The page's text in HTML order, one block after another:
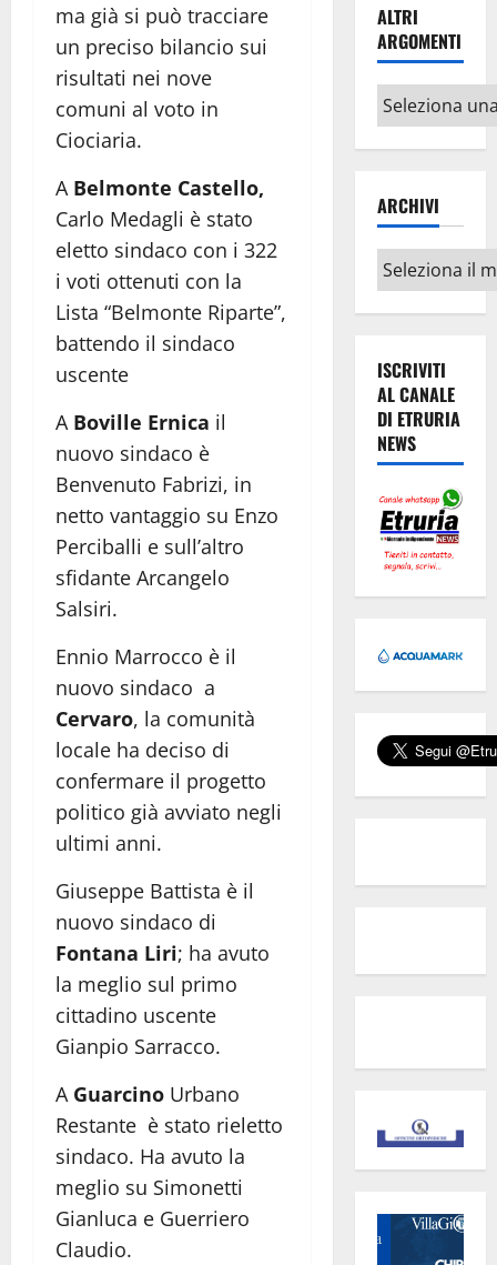
ma già si può tracciare
un preciso bilancio sui
risultati nei nove
comuni al voto in
Ciociaria.
ABelmonte Castello,
Carlo Medagli è stato
eletto sindaco con i 322
i voti ottenuti con la
Lista “Belmonte Riparte”,
battendo il sindaco
uscente
A Boville Ernica il
nuovo sindaco è
Benvenuto Fabrizi, in
netto vantaggio su Enzo
Perciballi e sull’altro
sfidante Arcangelo
Salsiri.
Ennio Marrocco è il
nuovo sindaco a
Cervaro, la comunità
locale ha deciso di
confermare il progetto
politico già avviato negli
ultimi anni.
Giuseppe Battista è il
nuovo sindaco di
Fontana Liri; ha avuto
la meglio sul primo
cittadino uscente
Gianpio Sarracco.
A Guarcino Urbano
Restante è stato rieletto
sindaco. Ha avuto la
meglio su Simonetti
Gianluca e Guerriero
Claudio.
ALTRI
ARGOMENTI
Altri
argomenti
ARCHIVI
Archivi
ISCRIVITI
AL CANALE
DI ETRURIA
NEWS